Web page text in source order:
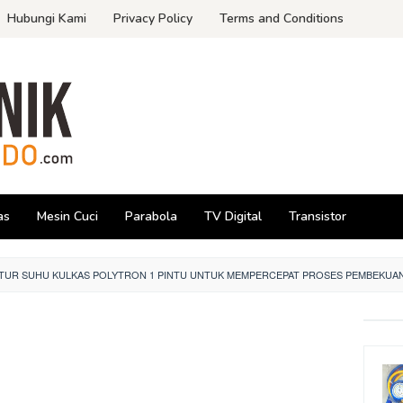
Hubungi Kami Privacy Policy Terms and Conditions
Mesin Cuci Parabola TV Digital Transistor
SUHU KULKAS POLYTRON 1 PINTU UNTUK MEMPERCEPAT PROSES